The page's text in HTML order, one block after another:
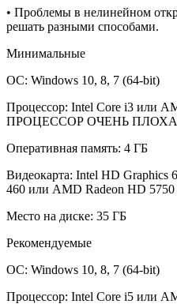
• Проблемы в нелинейном
решать разными способами.
Минимальные
ОС: Windows 10, 8, 7 (64-bit)
Процессор: Intel Core i3 или
ПРОЦЕССОР ОЧЕНЬ
Оперативная память: 4 ГБ
Видеокарта: Intel HD
460 или AMD Radeon HD 5750
Место на диске: 35 ГБ
Рекомендуемые
ОС: Windows 10, 8, 7 (64-bit)
Процессор: Intel Core i5 или